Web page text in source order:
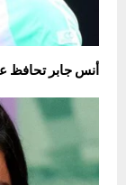
أنس جابر تحافظ